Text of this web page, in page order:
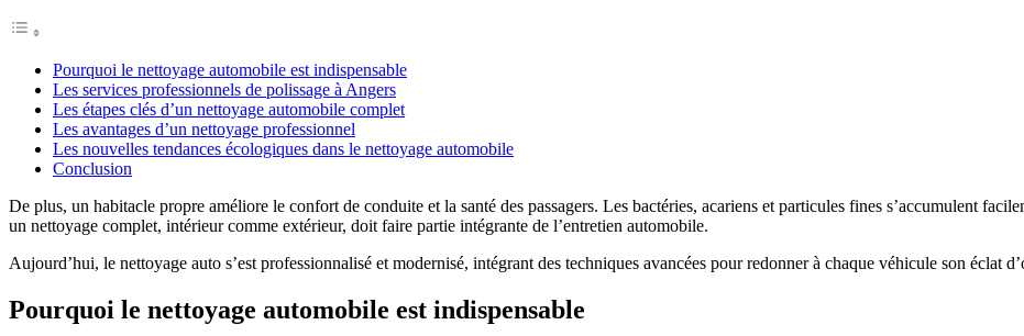
Pourquoi le nettoyage automobile est indispensable
Les services professionnels de polissage à Angers
Les étapes clés d’un nettoyage automobile complet
Les avantages d’un nettoyage professionnel
Les nouvelles tendances écologiques dans le nettoyage automobile
Conclusion
De plus, un habitacle propre améliore le confort de conduite et la santé des passagers. Les bactéries, acariens et particules fines s’accumulent
un nettoyage complet, intérieur comme extérieur, doit faire partie intégrante de l’entretien automobile.
Aujourd’hui, le nettoyage auto s’est professionnalisé et modernisé, intégrant des techniques avancées pour redonner à chaque véhicule son éclat
Pourquoi le nettoyage automobile est indispensable